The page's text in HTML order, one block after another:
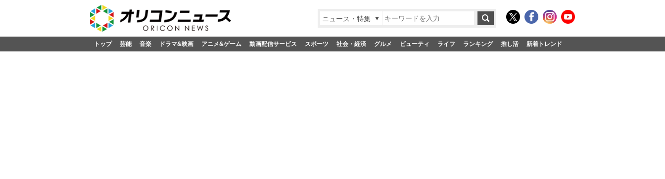
ニュース・特集
トップ 芸能 音楽 ドラマ&映画 アニメ&ゲーム 動画配信サービス スポーツ 社会・経済 グルメ ビューティ ライフ ランキング 推し活 新着トレンド